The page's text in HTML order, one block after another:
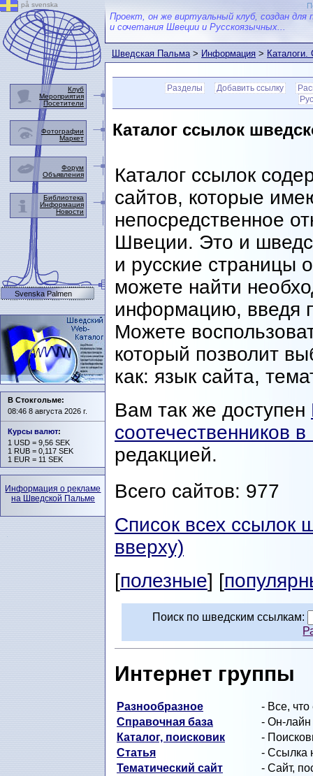
Проект, он же виртуальный клуб, создан для
и сочетания Швеции и Русскоязычных...
Шведская Пальма>Информация>Каталоги.
шведскую тематику
Разделы Добавить ссылку
Каталог ссылок
Каталог ссылок
сайтов, которые
непосредственное
Швеции. Это и
и русские
можете найти
информацию, введя
Можете
который позволит
как: язык сайта,
Вам так же доступен
соотечественников
редакцией.
Всего сайтов: 977
Список всех ссылок
вверху)
[полезные] [
Поиск по шведским ссылкам:
Интернет группы
Разнообразное
- Все,
Справочная база
- Он-лайн
Каталог, поисковик
-
Статья
- Ссылка
Тематический сайт
- Сайт,
på svenska
Клуб
Мероприятия
Посетители
Фотографии
Маркет
Форум
Объявления
Библиотека
Информация
Новости
Svenska Palmen
В Стокгольме:
08:46 8 августа 2026 г.
Курсы валют:
1 USD = 9,56 SEK
1 RUB = 0,117 SEK
1 EUR = 11 SEK
Информация о рекламе
на Шведской Пальме